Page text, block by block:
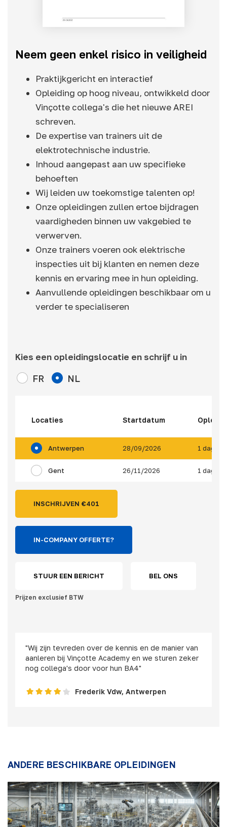
Neem geen enkel risico in veiligheid
Praktijkgericht en interactief
Opleiding op hoog niveau, ontwikkeld door
Vinçotte collega's die het nieuwe AREI
schreven.
De expertise van trainers uit de
elektrotechnische industrie.
Inhoud aangepast aan uw specifieke
behoeften
Wij leiden uw toekomstige talenten op!
Onze opleidingen zullen ertoe bijdragen
vaardigheden binnen uw vakgebied te
verwerven.
Onze trainers voeren ook elektrische
inspecties uit bij klanten en nemen deze
kennis en ervaring mee in hun opleiding.
Aanvullende opleidingen beschikbaar om u
verder te specialiseren
Kies een opleidingslocatie en schrijf u in
FR NL
Locaties Startdatum
Antwerpen 28/09/2026 1 dag
Gent 26/11/2026 1 dag
INSCHRIJVEN €401
IN-COMPANY OFFERTE?
STUUR EEN BERICHT BEL ONS
Prijzen exclusief BTW
"Wij zijn tevreden over de kennis en de manier van
aanleren bij Vinçotte Academy en we sturen zeker
nog collega's door voor hun BA4"
Frederik Vdw, Antwerpen
ANDERE BESCHIKBARE OPLEIDINGEN